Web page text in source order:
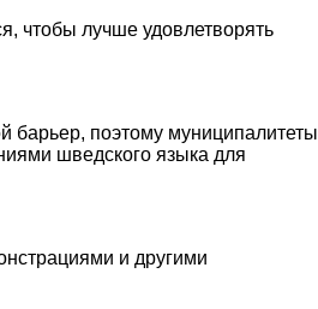
чтобы лучше удовлетворять
барьер, поэтому муниципалитеты
шведского языка для
и другими